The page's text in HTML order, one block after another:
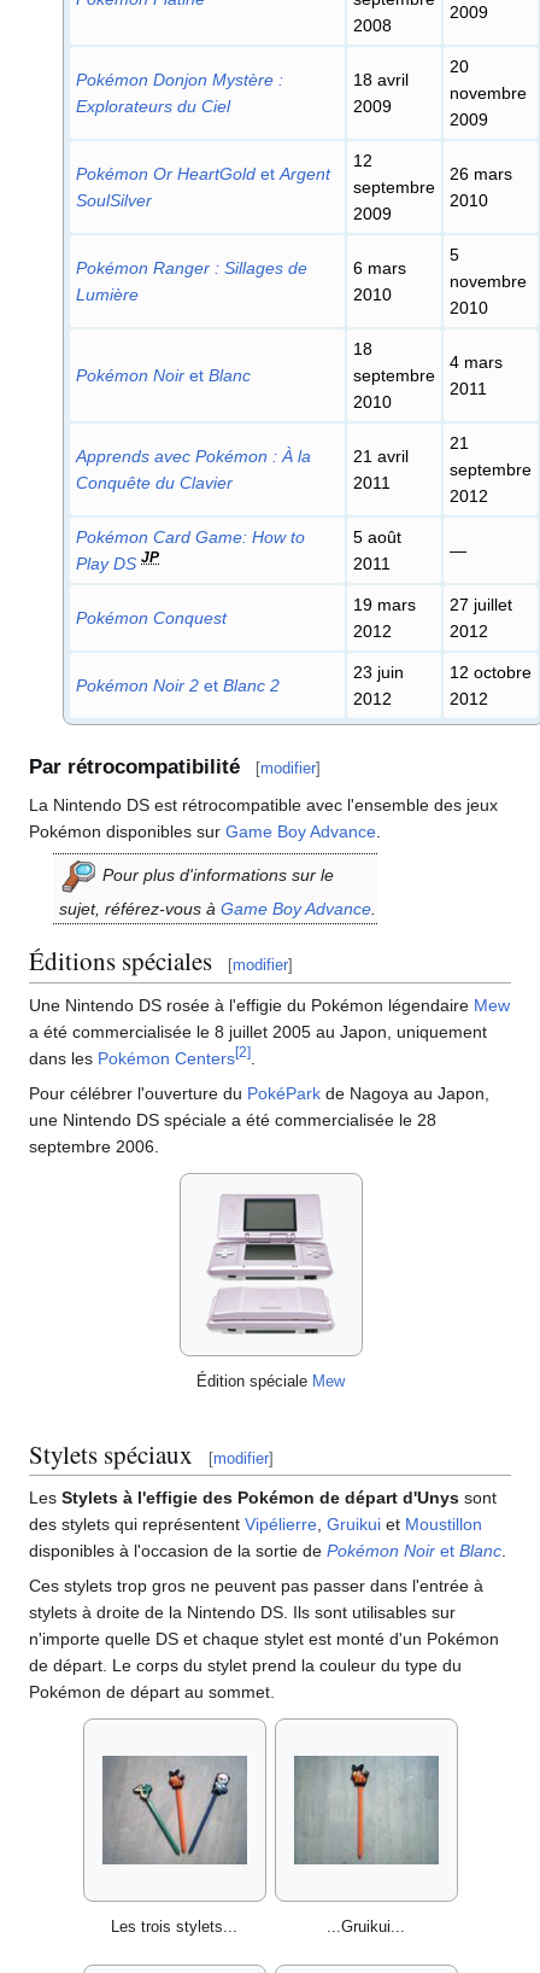
2008
2009
Pokémon Donjon Mystère :
Explorateurs du Ciel
18 avril
2009
20
novembre
2009
Pokémon Or HeartGold et Argent
SoulSilver
12
septembre
2009
26 mars
2010
Pokémon Ranger : Sillages de
Lumière
6 mars
2010
5
novembre
2010
Pokémon Noir et Blanc
18
septembre
2010
4 mars
2011
Apprends avec Pokémon : À la
Conquête du Clavier
21 avril
2011
21
septembre
2012
Pokémon Card Game: How to
Play DS JP
5 août
2011
—
Pokémon Conquest
19 mars
2012
27 juillet
2012
Pokémon Noir 2 et Blanc 2
23 juin
2012
12 octobre
2012
Par rétrocompatibilité [modifier]
La Nintendo DS est rétrocompatible avec l'ensemble des jeux
Pokémon disponibles sur Game Boy Advance.
Pour plus d'informations sur le
sujet, référez-vous à Game Boy Advance.
Éditions spéciales [modifier]
Une Nintendo DS rosée à l'effigie du Pokémon légendaire Mew
a été commercialisée le 8 juillet 2005 au Japon, uniquement
dans les Pokémon Centers[2]
Pour célébrer l'ouverture du PokéPark de Nagoya au Japon,
une Nintendo DS spéciale a été commercialisée le 28
septembre 2006.
Édition spéciale Mew
Stylets spéciaux [modifier]
Les Stylets à l'effigie des Pokémon de départ d'Unys sont
des stylets qui représentent Vipélierre, Gruikui et Moustillon
disponibles à l'occasion de la sortie de Pokémon Noir et Blanc.
Ces stylets trop gros ne peuvent pas passer dans l'entrée à
stylets à droite de la Nintendo DS. Ils sont utilisables sur
n'importe quelle DS et chaque stylet est monté d'un Pokémon
de départ. Le corps du stylet prend la couleur du type du
Pokémon de départ au sommet.
Les trois stylets... ...Gruikui...